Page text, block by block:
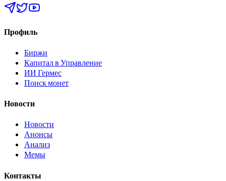
Профиль
Биржи
Капитал в Управление
ИИ Гермес
Поиск монет
Новости
Новости
Анонсы
Анализ
Мемы
Контакты